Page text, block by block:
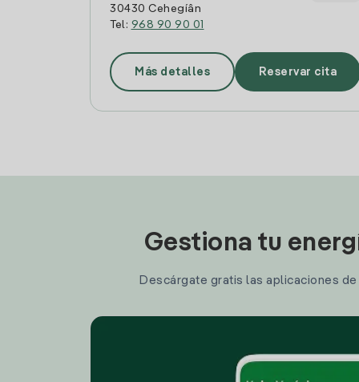
30430 Cehegí­â­n
Tel: 968 90 90 01
Más detalles Reservar cita
Gestiona tu
Descárgate gratis las aplicaciones